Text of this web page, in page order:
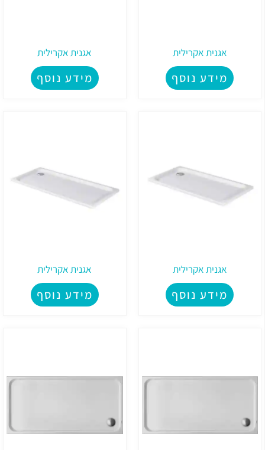
אגנית אקרילית
מידע נוסף
אגנית אקרילית
מידע נוסף
אגנית אקרילית
מידע נוסף
אגנית אקרילית
מידע נוסף